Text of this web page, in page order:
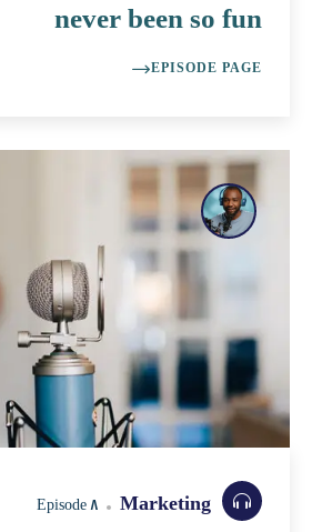
never been so fun
EPISODE PAGE
Marketing